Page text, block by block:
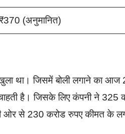
(अनुमानित)
था। जिसमें बोली लगाने का
है। जिसके लिए कंपनी ने 325
ओर से 230 करोड रुपए कीमत के